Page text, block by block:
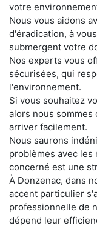
votre
Nous vous aidons
d'éradication, à
submergent votre
Nos experts vous
sécurisées, qui
l'environnement.
Si vous souhaitez
alors nous sommes
arriver facilement.
Nous saurons
problèmes avec
concerné est une
À Donzenac, dans
accent particulier
professionnelle de
dépend leur